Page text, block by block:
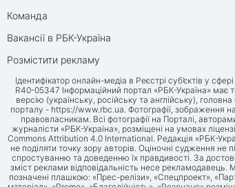
Команда
Вакансії в РБК-Україна
Розмістити рекламу
Ідентифікатор онлайн-медіа в Реєстрі суб’єктів у
R40-05347 Інформаційний портал «РБК-Україна» має
версію (українську, російську та англійську), головна
порталу - https://www.rbc.ua. Фотографії, зображення
правовласникам. Всі фотографії на Порталі,
журналісти «РБК-Україна», розміщені на умовах
Commons Attribution 4.0 International. Редакція «РБК-
не поділяти точку зору авторів. Оціночні судження не
спростуванню та доведенню їх правдивості. За
зміст реклами відповідальність несе рекламодавець.
позначені плашкою: «Прес-релізи», «Спецпроект»,